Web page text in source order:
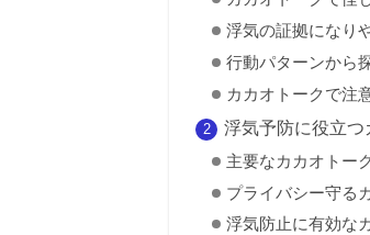
浮気の証拠になり
行動パターンから
カカオトークで注
浮気予防に役立
主要なカカオトー
プライバシー守る
浮気防止に有効な